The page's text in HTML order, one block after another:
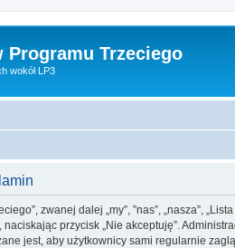
Programu Trzeciego
wokół LP3
zwanej dalej „my”, ”nas”, „nasza”,
przycisk „Nie akceptuję”.
jest, aby użytkownicy sami regularnie